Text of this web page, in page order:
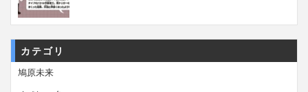
カテゴリ
鳩原未来